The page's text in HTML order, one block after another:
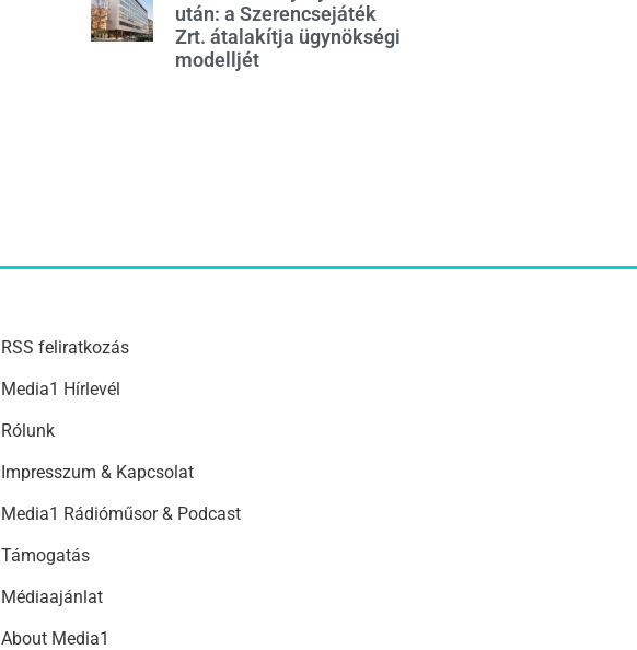
után: a Szerencsejáték
Zrt. átalakítja ügynökségi
modelljét
RSS feliratkozás
Media1 Hírlevél
Rólunk
Impresszum & Kapcsolat
Media1 Rádióműsor & Podcast
Támogatás
Médiaajánlat
About Media1